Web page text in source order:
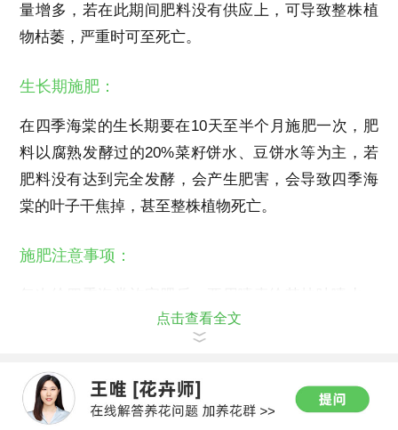
量增多，若在此期间肥料没有供应上，可导致整株植
物枯萎，严重时可至死亡。
生长期施肥：
在四季海棠的生长期要在10天至半个月施肥一次，肥
料以腐熟发酵过的20%菜籽饼水、豆饼水等为主，若
肥料没有达到完全发酵，会产生肥害，会导致四季海
棠的叶子干焦掉，甚至整株植物死亡。
施肥注意事项：
以防有肥料溅到植物的枝叶上，造成枝叶的发黄。
点击查看全文